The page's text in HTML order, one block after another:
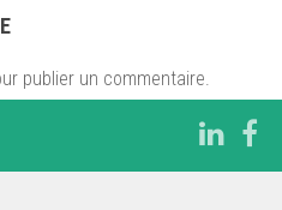
publier un commentaire.